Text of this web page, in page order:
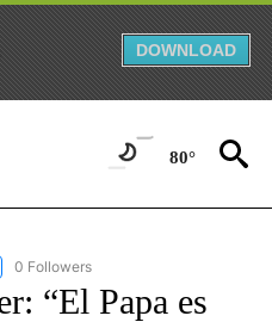
DOWNLOAD
80°
"CNN - SPANISH" TO RECEIVE
0 Followers
“El Papa es